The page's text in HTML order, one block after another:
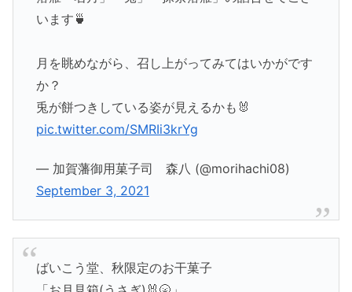
います🍵
月を眺めながら、召し上がってみてはいかがです
か？
兎が餅つきしている姿が見えるかも🐰
pic.twitter.com/SMRIi3krYg
— 加賀藩御用菓子司 森八 (@morihachi08)
September 3, 2021
ばいこう堂、秋限定のお干菓子